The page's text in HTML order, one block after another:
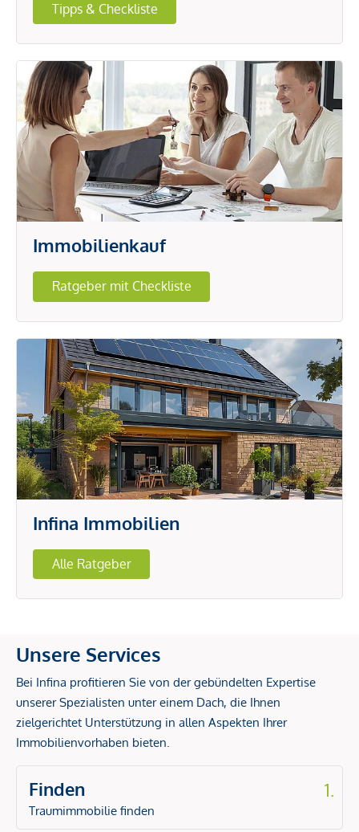
Tipps & Checkliste
Immobilienkauf
Ratgeber mit Checkliste
Infina Immobilien
Alle Ratgeber
Unsere Services
Bei Infina profitieren Sie von der gebündelten Expertise
unserer Spezialisten unter einem Dach, die Ihnen
zielgerichtet Unterstützung in allen Aspekten Ihrer
Immobilienvorhaben bieten.
Finden
Traumimmobilie finden
1.